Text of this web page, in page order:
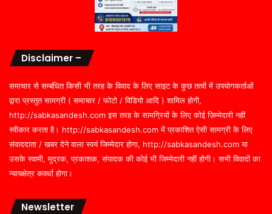
Disclaimer –
समाचार से सम्बंधित किसी भी तरह के विवाद के लिए साइट के कुछ तत्वों में उपयोगकर्ताओं
द्वारा प्रस्तुत सामग्री ( समाचार / फोटो / विडियो आदि ) शामिल होगी,
http://sabkasandesh.com इस तरह के सामग्रियों के लिए कोई ज़िम्मेदारी नहीं
स्वीकार करता है। http://sabkasandesh.com में प्रकाशित ऐसी सामग्री के लिए
संवाददाता / खबर देने वाला स्वयं जिम्मेदार होगा, http://sabkasandesh.com या
उसके स्वामी, मुद्रक, प्रकाशक, संपादक की कोई भी जिम्मेदारी नहीं होगी। सभी विवादों का
न्यायक्षेत्र कवर्धा होगा।
Newsletter